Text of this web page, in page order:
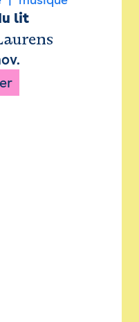
lit